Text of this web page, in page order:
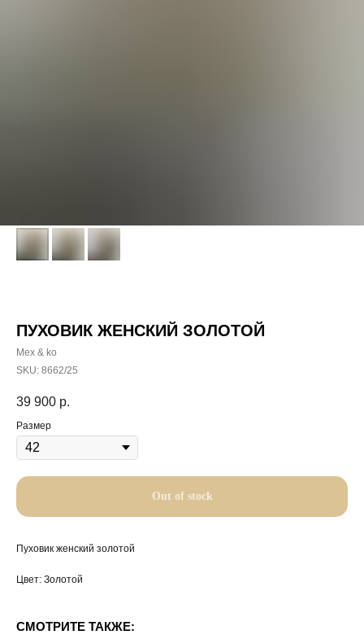
ПУХОВИК ЖЕНСКИЙ ЗОЛОТОЙ
Mex & ko
SKU: 8662/25
39 900 р.
Размер
Out of stock
Пуховик женский золотой
Цвет: Золотой
СМОТРИТЕ ТАКЖЕ: